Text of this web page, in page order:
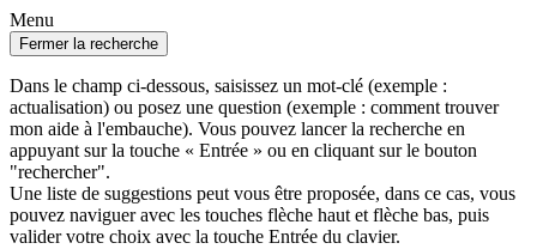
Menu
Fermer la recherche
Dans le champ ci-dessous, saisissez un mot-clé (exemple :
actualisation) ou posez une question (exemple : comment trouver
mon aide à l'embauche). Vous pouvez lancer la recherche en
appuyant sur la touche « Entrée » ou en cliquant sur le bouton
"rechercher".
Une liste de suggestions peut vous être proposée, dans ce cas, vous
pouvez naviguer avec les touches flèche haut et flèche bas, puis
valider votre choix avec la touche Entrée du clavier.